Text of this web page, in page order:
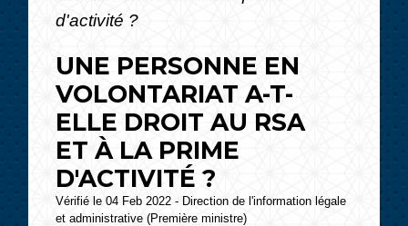
d'activité ?
UNE PERSONNE EN
VOLONTARIAT A-T-
ELLE DROIT AU RSA
ET À LA PRIME
D'ACTIVITÉ ?
Vérifié le 04 Feb 2022 - Direction de l'information légale
et administrative (Première ministre)